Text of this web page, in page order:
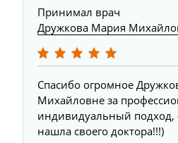
Принимал врач
Дружкова Мария
Спасибо огромное
Михайловне за
индивидуальный подход,
нашла своего доктора!!!)